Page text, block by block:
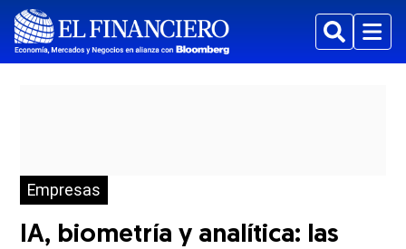
BuscarMenu
Empresas
IA, biometría y analítica: las